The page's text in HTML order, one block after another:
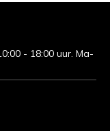
- 18:00 uur. Ma-